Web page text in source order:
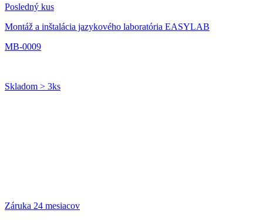
Posledný kus
Montáž a inštalácia jazykového laboratória EASYLAB
MB-0009
Skladom > 3ks
Záruka 24 mesiacov